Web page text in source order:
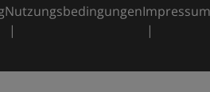
NutzungsbedingungenImpressum